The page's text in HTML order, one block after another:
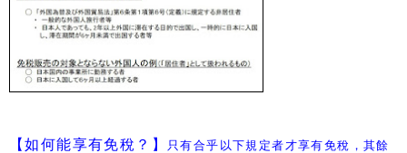
【如何能享有免稅？】
只有合乎以下規定者才享有免稅，其餘